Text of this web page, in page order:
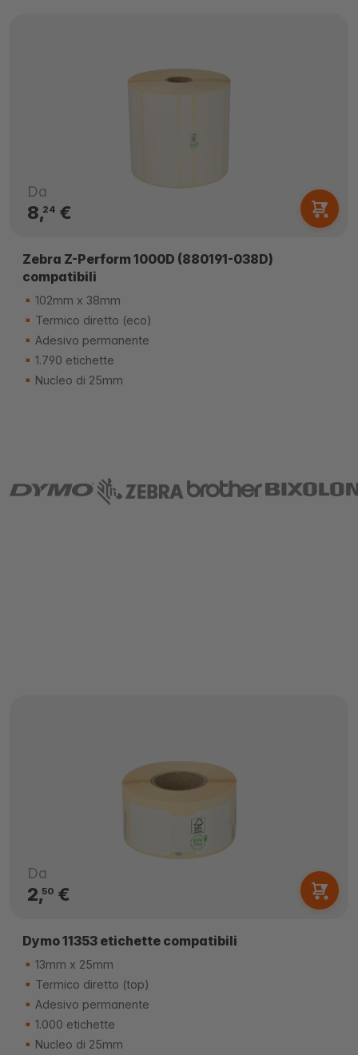
Da
8,24€
Zebra Z-Perform 1000D (880191-038D)
compatibili
102mm x 38mm
Termico diretto (eco)
Adesivo permanente
1.790 etichette
Nucleo di 25mm
Da
2,50€
Dymo 11353 etichette compatibili
13mm x 25mm
Termico diretto (top)
Adesivo permanente
1.000 etichette
Nucleo di 25mm